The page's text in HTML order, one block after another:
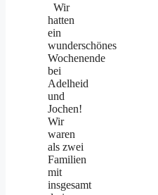
Wir
hatten
ein
wunderschönes
Wochenende
bei
Adelheid
und
Jochen!
Wir
waren
als zwei
Familien
mit
insgesamt